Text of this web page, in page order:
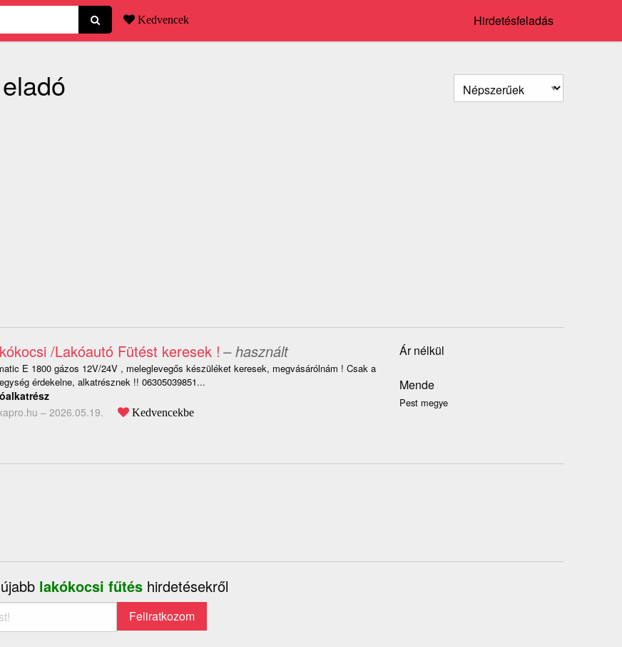
Kedvencek Hirdetésfeladás
/Lakóautó Fütést keresek ! – használt
E 1800 gázos 12V/24V , meleglevegős készüléket keresek, megvásárólnám ! Csak a
érdekelne, alkatrésznek !! 06305039851...
–2026.05.19. Kedvencekbe
Ár nélkül
Mende
Pest megye
lakókocsi fűtés hirdetésekről